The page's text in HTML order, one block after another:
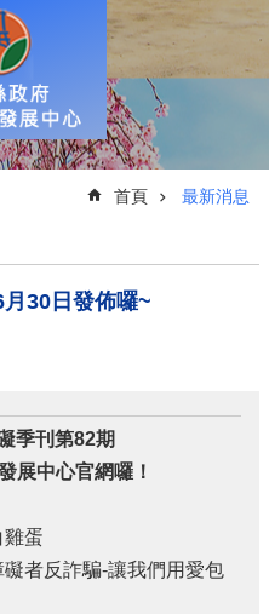
首頁 最新消息
30日發佈囉~
季刊第82期
展中心官網囉！
雞蛋
者反詐騙-讓我們用愛包